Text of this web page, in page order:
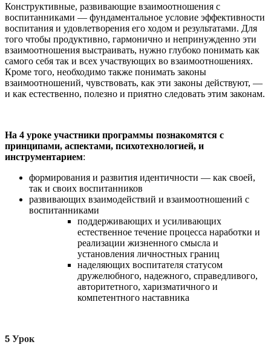
Конструктивные, развивающие взаимоотношения с
воспитанниками — фундаментальное условие эффективности
воспитания и удовлетворения его ходом и результатами. Для
того чтобы продуктивно, гармонично и непринужденно эти
взаимоотношения выстраивать, нужно глубоко понимать как
самого себя так и всех участвующих во взаимоотношениях.
Кроме того, необходимо также понимать законы
взаимоотношений, чувствовать, как эти законы действуют, —
и как естественно, полезно и приятно следовать этим законам.
На 4 уроке участники программы познакомятся с
принципами, аспектами, психотехнологией, и
инструментарием:
формирования и развития идентичности — как своей,
так и своих воспитанников
развивающих взаимодействий и взаимоотношений с
воспитанниками
поддерживающих и усиливающих
естественное течение процесса наработки и
реализации жизненного смысла и
установления личностных границ
наделяющих воспитателя статусом
дружелюбного, надежного, справедливого,
авторитетного, харизматичного и
компетентного наставника
5 Урок